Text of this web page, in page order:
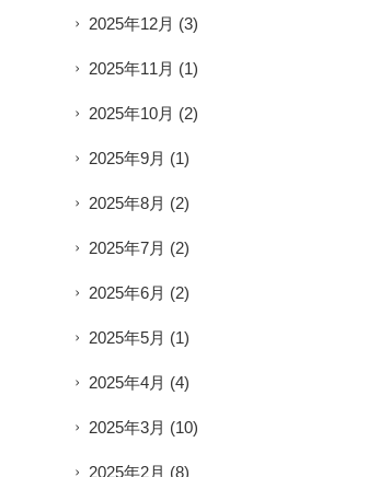
2025年12月 (3)
2025年11月 (1)
2025年10月 (2)
2025年9月 (1)
2025年8月 (2)
2025年7月 (2)
2025年6月 (2)
2025年5月 (1)
2025年4月 (4)
2025年3月 (10)
2025年2月 (8)